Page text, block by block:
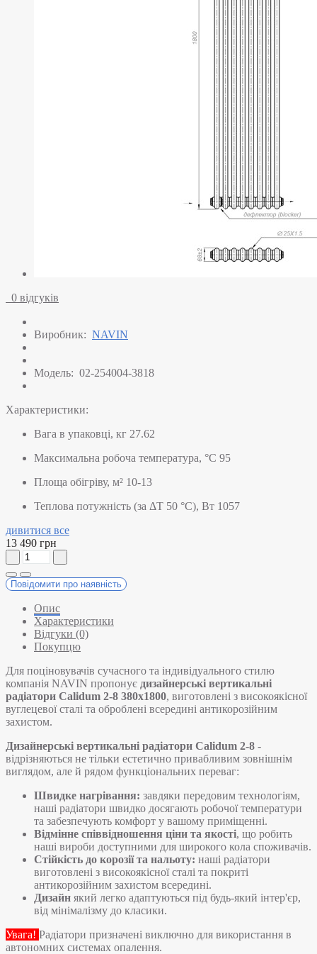
0 відгуків
Виробник: NAVIN
Модель: 02-254004-3818
Характеристики:
Вага в упаковці, кг 27.62
Максимальна робоча температура, °C 95
Площа обігріву, м² 10-13
Теплова потужність (за ΔT 50 °C), Вт 1057
дивитися все
13 490 грн
Повідомити про наявність
Опис
Характеристики
Відгуки (0)
Покупцю
Для поціновувачів сучасного та індивідуального стилю
компанія NAVIN пропонує дизайнерські вертикальні
радіатори Calidum 2-8 380х1800, виготовлені з високоякісної
вуглецевої сталі та оброблені всередині антикорозійним
захистом.
Дизайнерські вертикальні радіатори Calidum 2-8 -
відрізняються не тільки естетично привабливим зовнішнім
виглядом, але й рядом функціональних переваг:
Швидке нагрівання: завдяки передовим технологіям,
наші радіатори швидко досягають робочої температури
та забезпечують комфорт у вашому приміщенні.
Відмінне співвідношення ціни та якості, що робить
наші вироби доступними для широкого кола споживачів.
Стійкість до корозії та нальоту: наші радіатори
виготовлені з високоякісної сталі та покриті
антикорозійним захистом всередині.
Дизайн який легко адаптуються під будь-який інтер'єр,
від мінімалізму до класики.
Увага! Радіатори призначені виключно для використання в
автономних системах опалення.